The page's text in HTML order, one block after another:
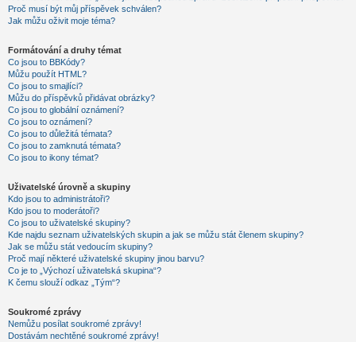
Proč musí být můj příspěvek schválen?
Jak můžu oživit moje téma?
Formátování a druhy témat
Co jsou to BBKódy?
Můžu použít HTML?
Co jsou to smajlíci?
Můžu do příspěvků přidávat obrázky?
Co jsou to globální oznámení?
Co jsou to oznámení?
Co jsou to důležitá témata?
Co jsou to zamknutá témata?
Co jsou to ikony témat?
Uživatelské úrovně a skupiny
Kdo jsou to administrátoři?
Kdo jsou to moderátoři?
Co jsou to uživatelské skupiny?
Kde najdu seznam uživatelských skupin a jak se můžu stát členem skupiny?
Jak se můžu stát vedoucím skupiny?
Proč mají některé uživatelské skupiny jinou barvu?
Co je to „Výchozí uživatelská skupina“?
K čemu slouží odkaz „Tým“?
Soukromé zprávy
Nemůžu posílat soukromé zprávy!
Dostávám nechtěné soukromé zprávy!